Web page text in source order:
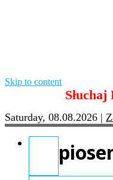
Skip to content
Słuchaj
Saturday, 08.08.2026 |